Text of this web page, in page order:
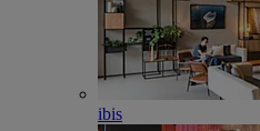
ibis